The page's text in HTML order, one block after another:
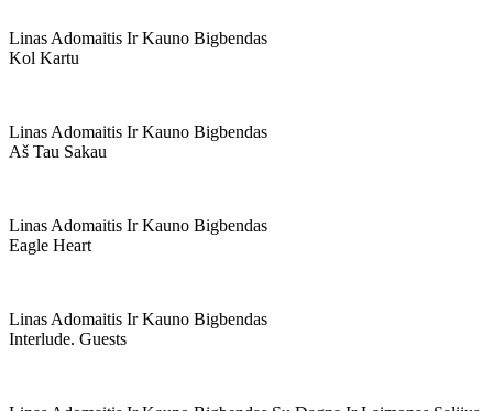
Linas Adomaitis Ir Kauno Bigbendas
Kol Kartu
Linas Adomaitis Ir Kauno Bigbendas
Aš Tau Sakau
Linas Adomaitis Ir Kauno Bigbendas
Eagle Heart
Linas Adomaitis Ir Kauno Bigbendas
Interlude. Guests